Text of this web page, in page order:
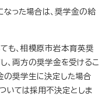
った場合は、奨学金の給
も、相模原市岩本育英奨
、両方の奨学金を受けるこ
の奨学生に決定した場合
いては採用不決定としま